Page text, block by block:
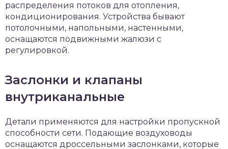
распределения потоков для отопления,
кондиционирования. Устройства бывают
потолочными, напольными, настенными,
оснащаются подвижными жалюзи с
регулировкой.
Заслонки и клапаны
внутриканальные
Детали применяются для настройки пропускной
способности сети. Подающие воздуховоды
оснащаются дроссельными заслонками, которые